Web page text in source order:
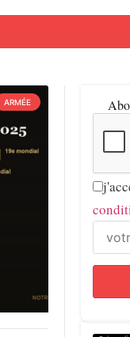
ARMÉE